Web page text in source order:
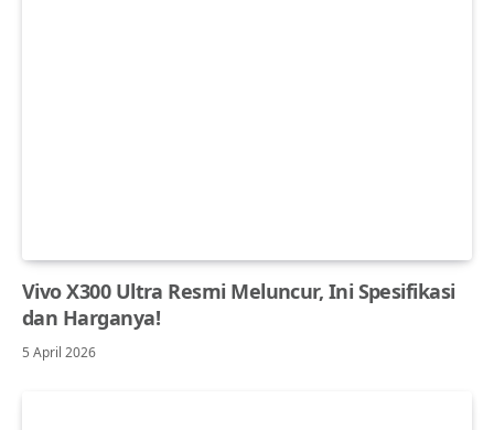
Vivo X300 Ultra Resmi Meluncur, Ini Spesifikasi
dan Harganya!
5 April 2026